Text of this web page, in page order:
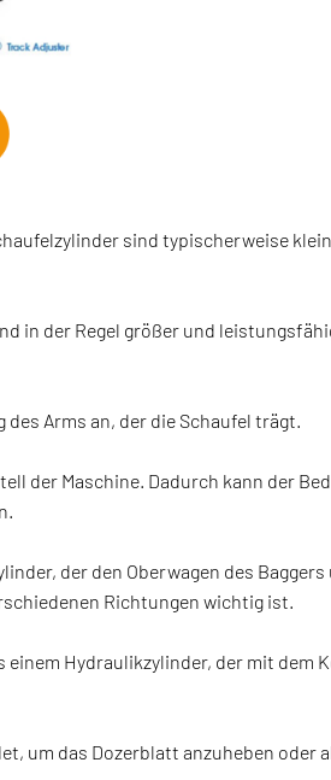
sind typischerweise
in der Regel größer und
Arms an, der die Schaufel trägt.
der Maschine. Dadurch kann der
der den Oberwagen des
Richtungen wichtig ist.
Hydraulikzylinder, der mit dem
um das Dozerblatt anzuheben oder